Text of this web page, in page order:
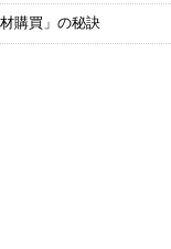
購買」の秘訣